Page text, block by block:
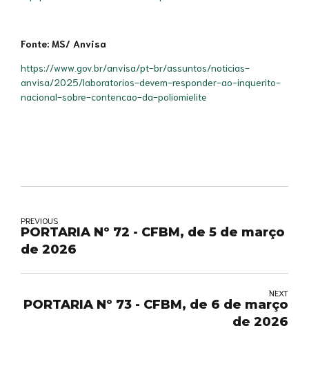
Fonte: MS/ Anvisa
https://www.gov.br/anvisa/pt-br/assuntos/noticias-
anvisa/2025/laboratorios-devem-responder-ao-inquerito-
nacional-sobre-contencao-da-poliomielite
PREVIOUS
PORTARIA Nº 72 - CFBM, de 5 de março
de 2026
NEXT
PORTARIA Nº 73 - CFBM, de 6 de março
de 2026